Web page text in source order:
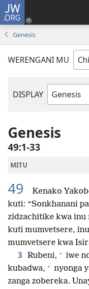
JW.ORG
Genesis
WERENGANI MU
DISPLAY
Buku
M'Baibulo
Genesis
49:1-33
MITU
49
Kenako
kuti: “Sonkhanani
zidzachitike kwa inu
kuti mumvetsere,
mumvetsere kwa
3 Rubeni, + iwe
kubadwa, + nyonga
zanga zobereka.